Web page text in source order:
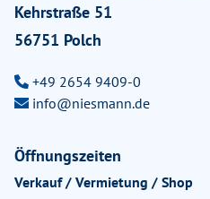
Kehrstraße 51
56751 Polch
+49 2654 9409-0
info@niesmann.de
Öffnungszeiten
Verkauf / Vermietung / Shop